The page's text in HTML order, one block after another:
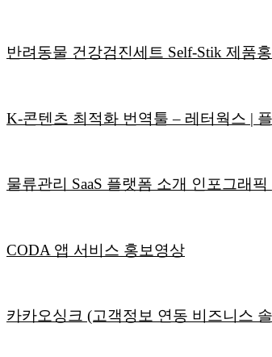
반려동물 건강검진세트 Self-Stik 제품
K-콘텐츠 최적화 번역툴 – 레터웍스 |
물류관리 SaaS 플랫폼 소개 인포그래
CODA 앱 서비스 홍보영상
카카오싱크 (고객정보 연동 비즈니스